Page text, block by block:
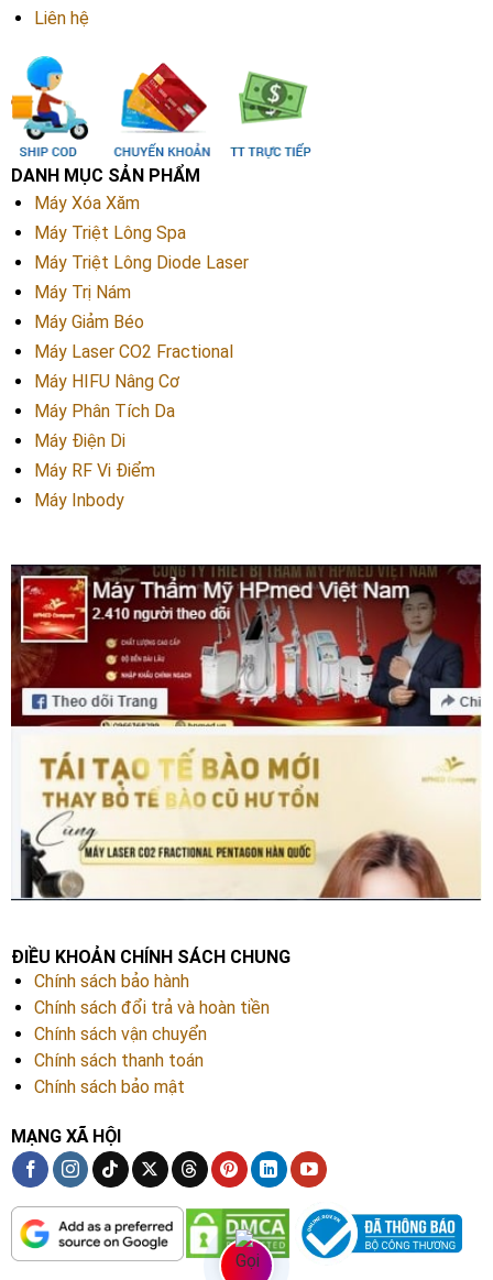
Liên hệ
DANH MỤC SẢN PHẨM
Máy Xóa Xăm
Máy Triệt Lông Spa
Máy Triệt Lông Diode Laser
Máy Trị Nám
Máy Giảm Béo
Máy Laser CO2 Fractional
Máy HIFU Nâng Cơ
Máy Phân Tích Da
Máy Điện Di
Máy RF Vi Điểm
Máy Inbody
ĐIỀU KHOẢN CHÍNH SÁCH CHUNG
Chính sách bảo hành
Chính sách đổi trả và hoàn tiền
Chính sách vận chuyển
Chính sách thanh toán
Chính sách bảo mật
MẠNG XÃ HỘI